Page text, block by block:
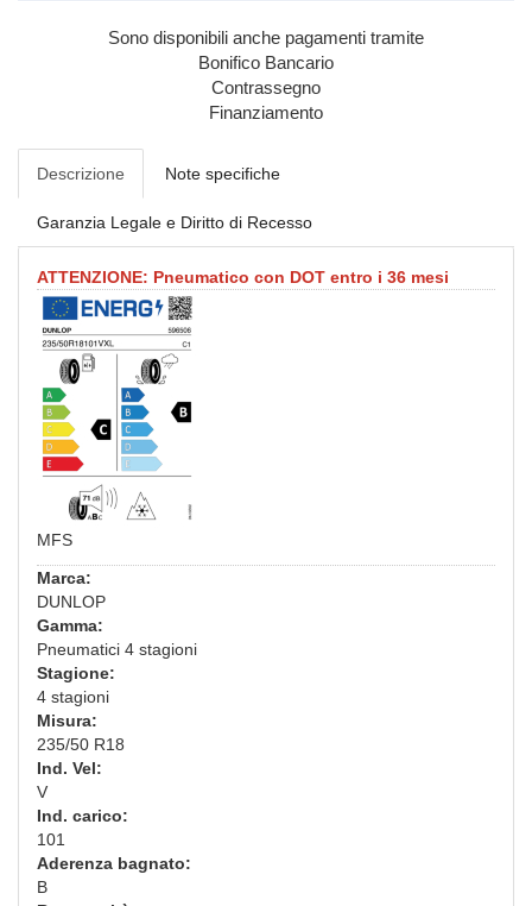
Sono disponibili anche pagamenti tramite
Bonifico Bancario
Contrassegno
Finanziamento
Descrizione Note specifiche
Garanzia Legale e Diritto di Recesso
ATTENZIONE: Pneumatico con DOT entro i 36 mesi
MFS
Marca:
DUNLOP
Gamma:
Pneumatici 4 stagioni
Stagione:
4 stagioni
Misura:
235/50 R18
Ind. Vel:
V
Ind. carico:
101
Aderenza bagnato:
B